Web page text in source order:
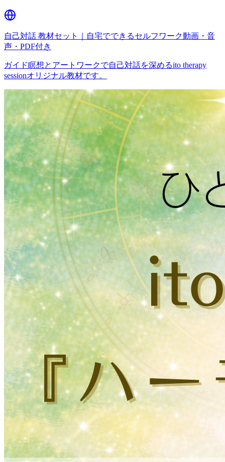
自己対話 教材セット｜自宅でできるセルフワーク動画・音
声・PDF付き
ガイド瞑想とアートワークで自己対話を深めるito therapy
sessionオリジナル教材です。